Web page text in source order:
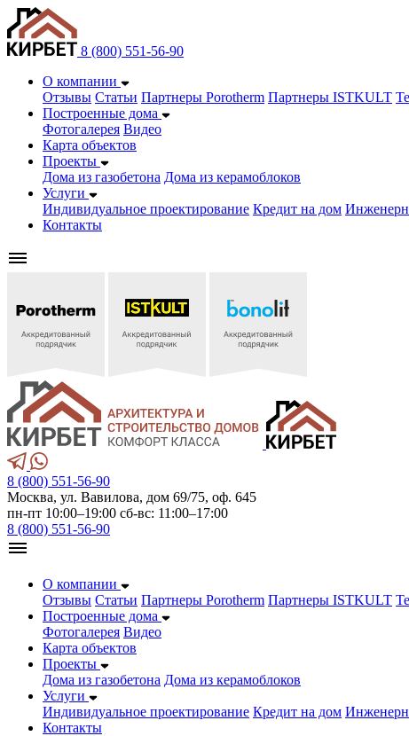
8 (800) 551-56-90
О компании
Отзывы Статьи Партнеры Porotherm Партнеры ISTKULT
Построенные дома
Фотогалерея Видео
Карта объектов
Проекты
Дома из газобетонa Дома из керамоблоков
Услуги
Индивидуальное проектирование Кредит на дом
Контакты
8 (800) 551-56-90
Москва, ул. Вавилова, дом 69/75, оф. 645
пн-пт 10:00–19:00 сб-вс: 11:00–17:00
8 (800) 551-56-90
О компании
Отзывы Статьи Партнеры Porotherm Партнеры ISTKULT
Построенные дома
Фотогалерея Видео
Карта объектов
Проекты
Дома из газобетонa Дома из керамоблоков
Услуги
Индивидуальное проектирование Кредит на дом
Контакты